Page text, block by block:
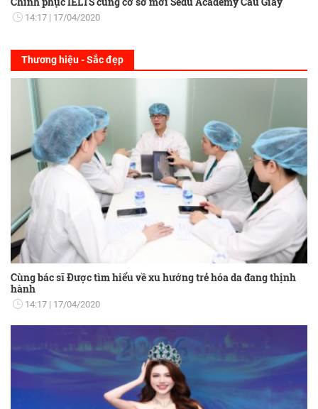
14:17 17/04/2020
Thương hiệu - Sắc đẹp
Cùng bác sĩ Được tìm hiểu về xu hướng trẻ hóa da đang thịnh
hành
14:17 17/04/2020